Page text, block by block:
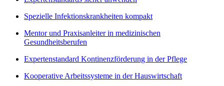
Spezielle Infektionskrankheiten kompakt
Mentor und Praxisanleiter in medizinischen
Gesundheitsberufen
Expertenstandard Kontinenzförderung in der Pflege
Kooperative Arbeitssysteme in der Hauswirtschaft